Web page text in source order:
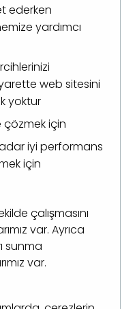
ederken
yardımcı
web sitesini
yoktur
çözmek için
iyi performans
için
çalışmasını
var. Ayrıca
sunma
var.